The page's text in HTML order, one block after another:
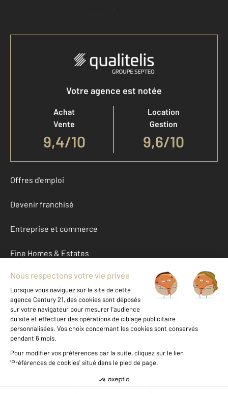
Accéder à mon compte
Votre agence est notée
Achat
Vente
9,4/10
Location
Gestion
9,6/10
Offres d'emploi
Devenir franchisé
Entreprise et commerce
Fine Homes & Estates
À propos
International
Nous contacter
Données personnelles